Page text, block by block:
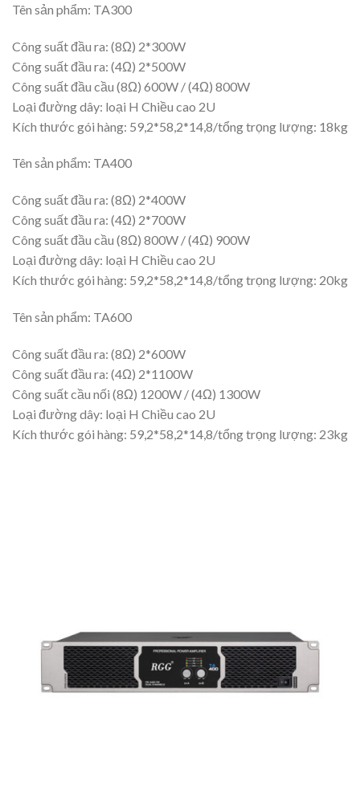
Tên sản phẩm: TA300
Công suất đầu ra: (8Ω) 2*300W
Công suất đầu ra: (4Ω) 2*500W
Công suất đầu cầu (8Ω) 600W / (4Ω) 800W
Loại đường dây: loại H Chiều cao 2U
Kích thước gói hàng: 59,2*58,2*14,8/tổng ​​trọng lượng: 18kg
Tên sản phẩm: TA400
Công suất đầu ra: (8Ω) 2*400W
Công suất đầu ra: (4Ω) 2*700W
Công suất đầu cầu (8Ω) 800W / (4Ω) 900W
Loại đường dây: loại H Chiều cao 2U
Kích thước gói hàng: 59,2*58,2*14,8/tổng ​​trọng lượng: 20kg
Tên sản phẩm: TA600
Công suất đầu ra: (8Ω) 2*600W
Công suất đầu ra: (4Ω) 2*1100W
Công suất cầu nối (8Ω) 1200W / (4Ω) 1300W
Loại đường dây: loại H Chiều cao 2U
Kích thước gói hàng: 59,2*58,2*14,8/tổng ​​trọng lượng: 23kg